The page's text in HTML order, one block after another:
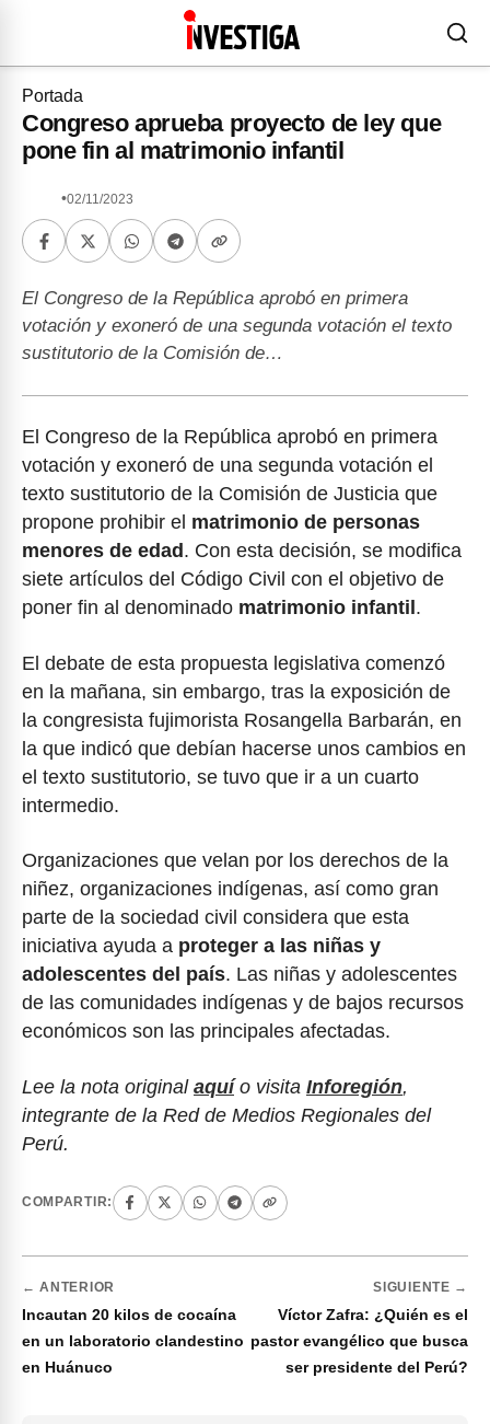
Portada
Congreso aprueba proyecto de ley que
pone fin al matrimonio infantil
•02/11/2023
El Congreso de la República aprobó en primera
votación y exoneró de una segunda votación el texto
sustitutorio de la Comisión de…
El Congreso de la República aprobó en primera
votación y exoneró de una segunda votación el
texto sustitutorio de la Comisión de Justicia que
propone prohibir el matrimonio de personas
menores de edad . Con esta decisión, se modifica
siete artículos del Código Civil con el objetivo de
poner fin al denominado matrimonio infantil .
El debate de esta propuesta legislativa comenzó
en la mañana, sin embargo, tras la exposición de
la congresista fujimorista Rosangella Barbarán, en
la que indicó que debían hacerse unos cambios en
el texto sustitutorio, se tuvo que ir a un cuarto
intermedio.
Organizaciones que velan por los derechos de la
niñez, organizaciones indígenas, así como gran
parte de la sociedad civil considera que esta
iniciativa ayuda a proteger a las niñas y
adolescentes del país. Las niñas y adolescentes
de las comunidades indígenas y de bajos recursos
económicos son las principales afectadas.
Lee la nota original aquío visita Inforegión,
integrante de la Red de Medios Regionales del
Perú.
COMPARTIR:
← ANTERIOR
Incautan 20 kilos de cocaína
en un laboratorio clandestino
en Huánuco
SIGUIENTE →
Víctor Zafra: ¿Quién es el
pastor evangélico que busca
ser presidente del Perú?